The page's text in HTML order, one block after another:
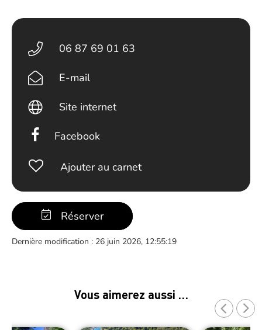
06 87 69 01 63
E-mail
Site internet
Facebook
Ajouter au carnet
Réserver
Dernière modification : 26 juin 2026, 12:55:19
Vous aimerez aussi …